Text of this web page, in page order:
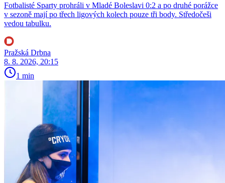
Fotbalisté Sparty prohráli v Mladé Boleslavi 0:2 a po druhé porážce
v sezoně mají po třech ligových kolech pouze tři body. Středočeši
vedou tabulku.
Pražská Drbna
8. 8. 2026, 20:15
1 min